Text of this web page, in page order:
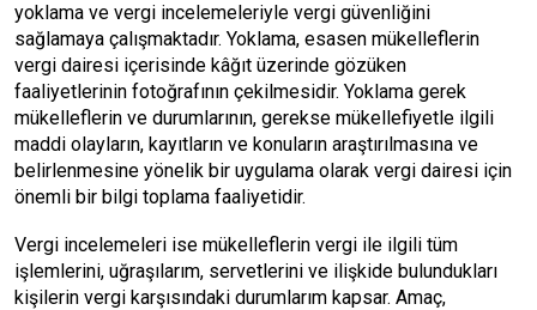
yoklama ve vergi incelemeleriyle vergi güvenliğini
sağlamaya çalışmaktadır. Yoklama, esasen mükelleflerin
vergi dairesi içerisinde kâğıt üzerinde gözüken
faaliyetlerinin fotoğrafının çekilmesidir. Yoklama gerek
mükelleflerin ve durumlarının, gerekse mükellefiyetle ilgili
maddi olayların, kayıtların ve konuların araştırılmasına ve
belirlenmesine yönelik bir uygulama olarak vergi dairesi için
önemli bir bilgi toplama faaliyetidir.
Vergi incelemeleri ise mükelleflerin vergi ile ilgili tüm
işlemlerini, uğraşılarım, servetlerini ve ilişkide bulundukları
kişilerin vergi karşısındaki durumlarım kapsar. Amaç,